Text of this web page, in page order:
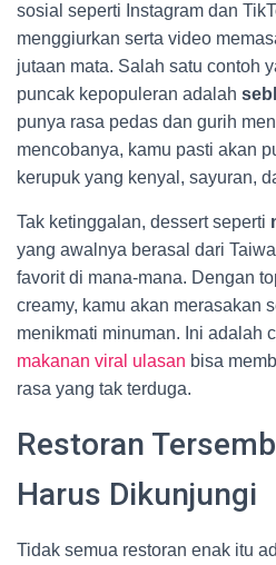
sosial seperti Instagram dan
menggiurkan serta video
jutaan mata. Salah satu contoh
puncak kepopuleran adalah
punya rasa pedas dan gurih
mencobanya, kamu pasti akan
kerupuk yang kenyal, sayuran,
Tak ketinggalan, dessert seperti
yang awalnya berasal dari
favorit di mana-mana. Dengan
creamy, kamu akan merasakan
menikmati minuman. Ini adalah
makanan viral ulasan bisa
rasa yang tak terduga.
Restoran
Harus Dikunjungi
Tidak semua restoran enak itu